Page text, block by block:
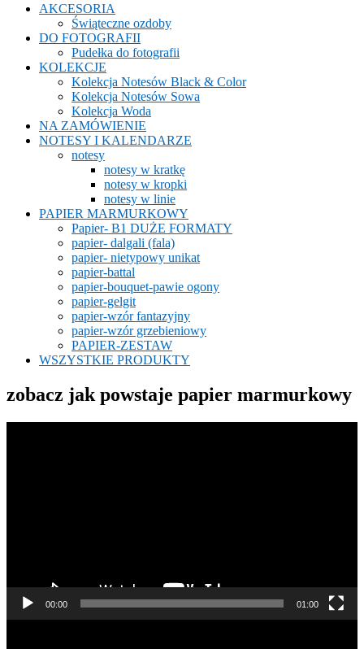
AKCESORIA
Świąteczne ozdoby
DO FOTOGRAFII
Pudełka do fotografii
KOLEKCJE
Kolekcja Notesów Black & Color
Kolekcja Notesów Sowa
Kolekcja Woda
NA ZAMÓWIENIE
NOTESY I KALENDARZE
notesy
notesy w kratkę
notesy w kropki
notesy w linie
PAPIER MARMURKOWY
Papier- B1 DUŻE FORMATY
papier- dalgali (fala)
papier- nietypowy unikat
papier-battal
papier-bouquet-pawie ogony
papier-gelgit
papier-wzór fantazyjny
papier-wzór grzebieniowy
PAPIER-ZESTAW
WSZYSTKIE PRODUKTY
zobacz jak powstaje papier marmurkowy
00:00 01:00